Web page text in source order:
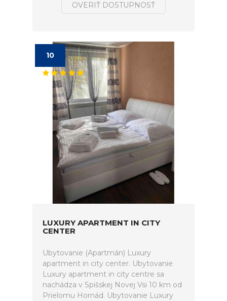
OVERIŤ DOSTUPNOSŤ
10
LUXURY APARTMENT IN CITY
CENTER
Ubytovanie (Apartmán) Luxury
apartment in city center. Ubytovanie
Luxury apartment in city centre sa
nachádza v Spišskej Novej Vsi 10 km od
Prielomu Hornád. Ubytovanie Luxury